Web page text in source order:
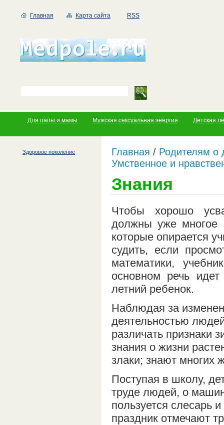
Главная Карта сайта RSS
Для папы и мамы Мужская сексуальная энергия Детская
Здоровое поколение Главная / Родителям о
Умственное и
Знания
Чтобы хорошо
должны уже многое
которые опирается
судить, если
математики,
основном речь
летний ребенок.
Наблюдая за
деятельностью
различать признаки
знания о жизни
злаки; знают многих
Поступая в школу,
труде людей, о
пользуется слесарь
праздник отмечают